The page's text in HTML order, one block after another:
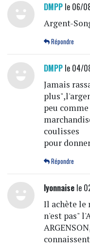
DMPPle 06/
Argent-
Répondre
DMPPle 04/
Jamais
peu
coulisses
pour
Répondre
lyonnaisele
Il achète le
n'est pas"